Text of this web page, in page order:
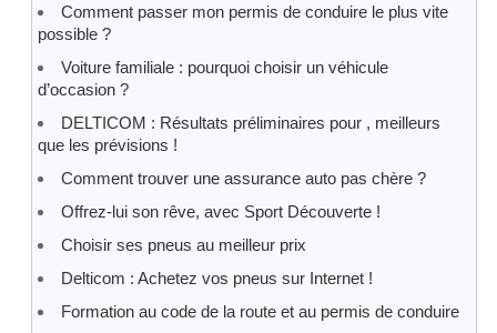
Comment passer mon permis de conduire le plus vite
possible ?
Voiture familiale : pourquoi choisir un véhicule
d’occasion ?
DELTICOM : Résultats préliminaires pour , meilleurs
que les prévisions !
Comment trouver une assurance auto pas chère ?
Offrez-lui son rêve, avec Sport Découverte !
Choisir ses pneus au meilleur prix
Delticom : Achetez vos pneus sur Internet !
Formation au code de la route et au permis de conduire